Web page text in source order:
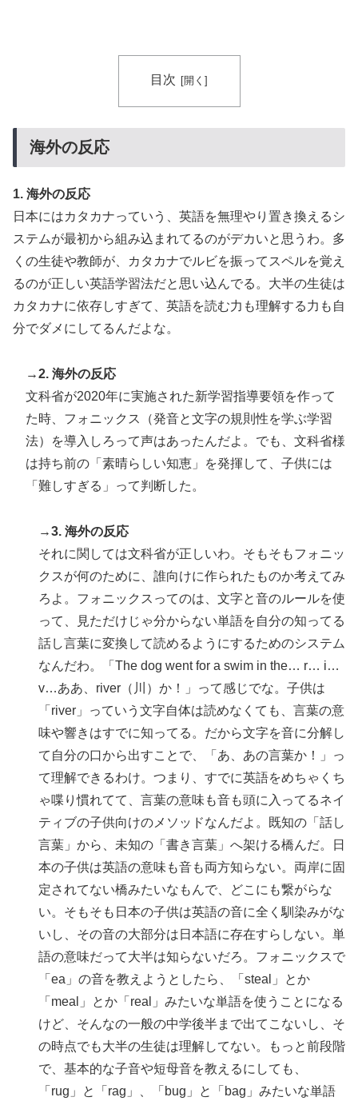
目次
海外の反応
1. 海外の反応
日本にはカタカナっていう、英語を無理やり置き換えるシ
ステムが最初から組み込まれてるのがデカいと思うわ。多
くの生徒や教師が、カタカナでルビを振ってスペルを覚え
るのが正しい英語学習法だと思い込んでる。大半の生徒は
カタカナに依存しすぎて、英語を読む力も理解する力も自
分でダメにしてるんだよな。
→2. 海外の反応
文科省が2020年に実施された新学習指導要領を作って
た時、フォニックス（発音と文字の規則性を学ぶ学習
法）を導入しろって声はあったんだよ。でも、文科省様
は持ち前の「素晴らしい知恵」を発揮して、子供には
「難しすぎる」って判断した。
→3. 海外の反応
それに関しては文科省が正しいわ。そもそもフォニッ
クスが何のために、誰向けに作られたものか考えてみ
ろよ。フォニックスってのは、文字と音のルールを使
って、見ただけじゃ分からない単語を自分の知ってる
話し言葉に変換して読めるようにするためのシステム
なんだわ。「The dog went for a swim in the… r… i…
v…ああ、river（川）か！」って感じでな。子供は
「river」っていう文字自体は読めなくても、言葉の意
味や響きはすでに知ってる。だから文字を音に分解し
て自分の口から出すことで、「あ、あの言葉か！」っ
て理解できるわけ。つまり、すでに英語をめちゃくち
ゃ喋り慣れてて、言葉の意味も音も頭に入ってるネイ
ティブの子供向けのメソッドなんだよ。既知の「話し
言葉」から、未知の「書き言葉」へ架ける橋んだ。日
本の子供は英語の意味も音も両方知らない。両岸に固
定されてない橋みたいなもんで、どこにも繋がらな
い。そもそも日本の子供は英語の音に全く馴染みがな
いし、その音の大部分は日本語に存在すらしない。単
語の意味だって大半は知らないだろ。フォニックスで
「ea」の音を教えようとしたら、「steal」とか
「meal」とか「real」みたいな単語を使うことになる
けど、そんなの一般の中学後半まで出てこないし、そ
の時点でも大半の生徒は理解してない。もっと前段階
で、基本的な子音や短母音を教えるにしても、
「rug」と「rag」、「bug」と「bag」みたいな単語